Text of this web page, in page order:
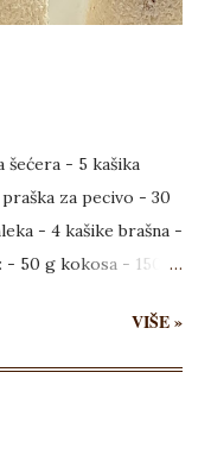
- 5 kašika
za pecivo - 30
- 4 kašike brašna -
- 50 g kokosa - 150 g
Dodati
brašna, kakaoa i
VIŠE »